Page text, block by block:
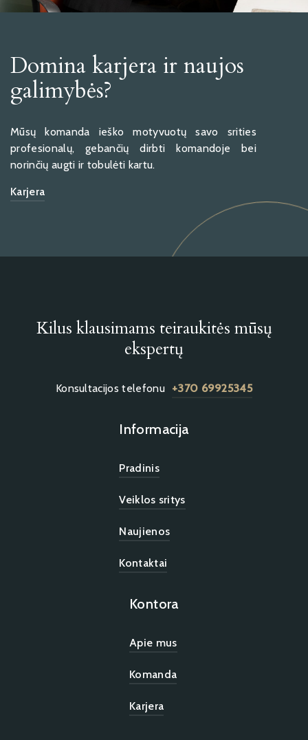
Domina karjera ir naujos
galimybės?
Mūsų komanda ieško motyvuotų savo srities
profesionalų, gebančių dirbti komandoje bei
norinčių augti ir tobulėti kartu.
Karjera
Kilus klausimams teiraukitės mūsų
ekspertų
Konsultacijos telefonu +370 69925345
Informacija
Pradinis
Veiklos sritys
Naujienos
Kontaktai
Kontora
Apie mus
Komanda
Karjera